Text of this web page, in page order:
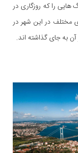
را که روزگاری در
مختلف در این شهر در
آن به جای گذاشته اند.